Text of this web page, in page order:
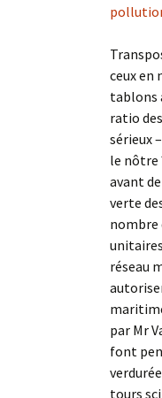
ceux en
tablons
ratio
sérieux
le nôtre
avant
verte
nombre
réseau
par Mr
font
tours